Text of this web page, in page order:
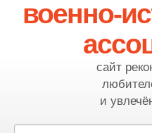
военно-
сайт
и